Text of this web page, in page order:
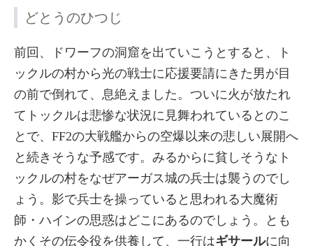
どとうのひつじ
前回、ドワーフの洞窟を出ていこうとすると、ト
ックルの村から光の戦士に応援要請にきた男が目
の前で倒れて、息絶えました。ついに火が放たれ
てトックルは悲惨な状況に見舞われているとのこ
とで、FF2の大戦艦からの空爆以来の悲しい展開へ
と続きそうな予感です。みるからに貧しそうなト
ックルの村をなぜアーガス城の兵士は襲うのでし
ょう。影で兵士を操っていると思われる大魔術
師・ハインの思惑はどこにあるのでしょう。とも
かくその伝令役を供養して、一行はギサールに向